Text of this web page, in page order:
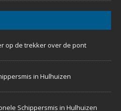
op de trekker over de pont
in Hulhuizen
Schippersmis in Hulhuizen